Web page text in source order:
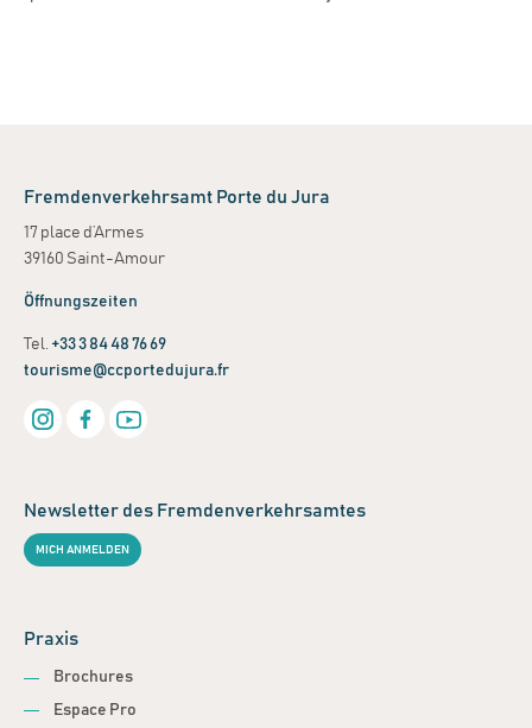
Fremdenverkehrsamt Porte du Jura
17 place d’Armes
39160 Saint-Amour
Öffnungszeiten
Tel. +33 3 84 48 76 69
tourisme@ccportedujura.fr
Newsletter des Fremdenverkehrsamtes
MICH ANMELDEN
Praxis
Brochures
Espace Pro